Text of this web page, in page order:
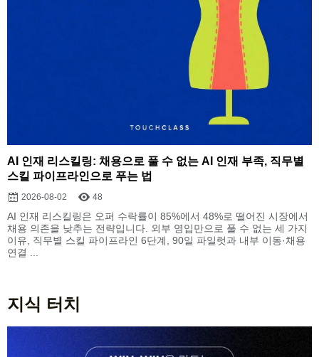
AI 인재 리스킬링: 채용으로 풀 수 없는 AI 인재 부족, 직무별
스킬 파이프라인으로 푸는 법
2026-08-02 48
AI 인재 리스킬링은 오퍼 수락률이 85%에서 48%로 떨어진 시장에서
채용 의존을 낮추는 전략입니다. 외부 영입만으로 풀 수 없는 세 가지
이유, 직무별 스킬 파이프라인 6단계, 90일 파일럿과 내부 이동·채용
연결 ...
지식 터치